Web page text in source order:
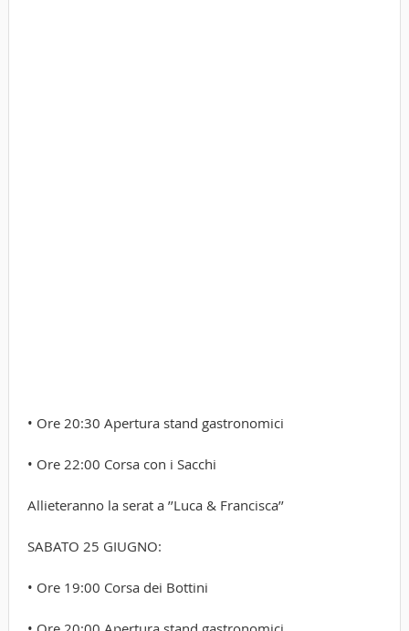
• Ore 20:30 Apertura stand gastronomici
• Ore 22:00 Corsa con i Sacchi
Allieteranno la serat a ’’Luca & Francisca’’
SABATO 25 GIUGNO:
• Ore 19:00 Corsa dei Bottini